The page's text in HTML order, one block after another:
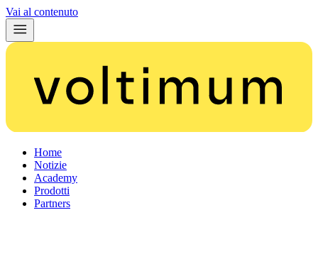
Vai al contenuto
Home
Notizie
Academy
Prodotti
Partners